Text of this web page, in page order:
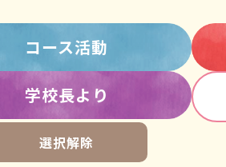
コース活動
学校長より
選択解除